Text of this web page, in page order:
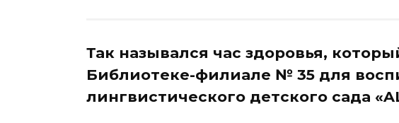
Так назывался час здоровья,
Библиотеке-филиале № 35 для
лингвистического детского сада